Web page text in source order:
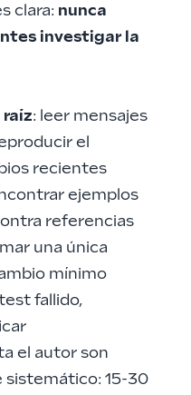
clara: nunca
investigar la
: leer mensajes
el
recientes
ejemplos
referencias
una única
mínimo
fallido,
el autor son
sistemático: 15-30